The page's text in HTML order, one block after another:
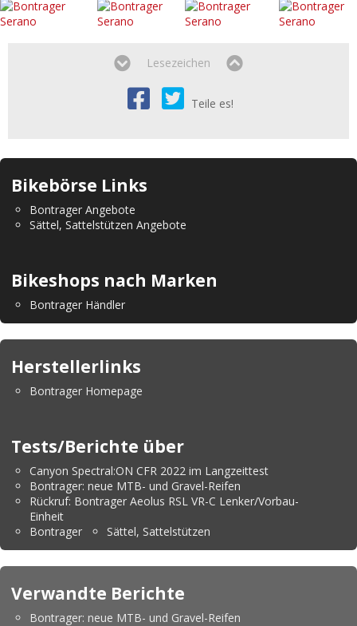
Lesezeichen
Teile es!
Bikebörse Links
Bontrager Angebote
Sättel, Sattelstützen Angebote
Bikeshops nach Marken
Bontrager Händler
Herstellerlinks
Bontrager Homepage
Tests/Berichte über
Canyon Spectral:ON CFR 2022 im Langzeittest
Bontrager: neue MTB- und Gravel-Reifen
Rückruf: Bontrager Aeolus RSL VR-C Lenker/Vorbau-
Einheit
Bontrager
Sättel, Sattelstützen
Verwandte Berichte
Bontrager: neue MTB- und Gravel-Reifen